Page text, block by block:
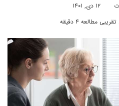
۱۲ دی, ۱۴۰۱
مطالعه ۴ دقیقه